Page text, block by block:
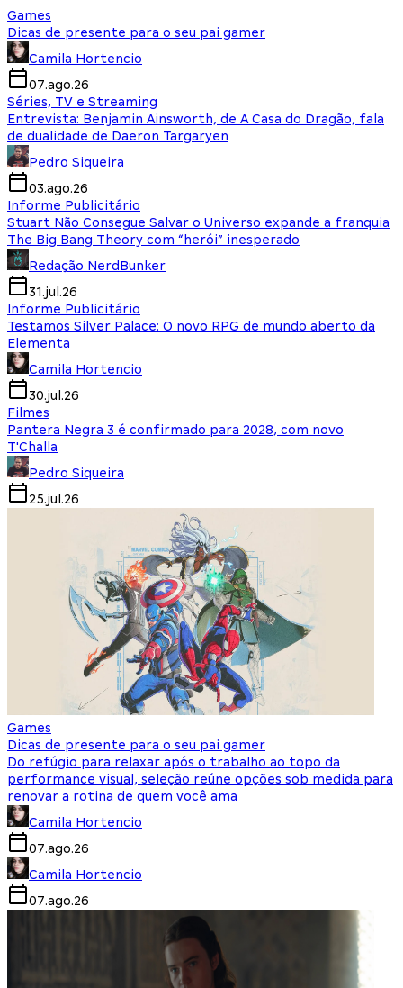
Games
Dicas de presente para o seu pai gamer
Camila Hortencio
07.ago.26
Séries, TV e Streaming
Entrevista: Benjamin Ainsworth, de A Casa do Dragão, fala
de dualidade de Daeron Targaryen
Pedro Siqueira
03.ago.26
Informe Publicitário
Stuart Não Consegue Salvar o Universo expande a franquia
The Big Bang Theory com “herói” inesperado
Redação NerdBunker
31.jul.26
Informe Publicitário
Testamos Silver Palace: O novo RPG de mundo aberto da
Elementa
Camila Hortencio
30.jul.26
Filmes
Pantera Negra 3 é confirmado para 2028, com novo
T'Challa
Pedro Siqueira
25.jul.26
Games
Dicas de presente para o seu pai gamer
Do refúgio para relaxar após o trabalho ao topo da
performance visual, seleção reúne opções sob medida para
renovar a rotina de quem você ama
Camila Hortencio
07.ago.26
Camila Hortencio
07.ago.26